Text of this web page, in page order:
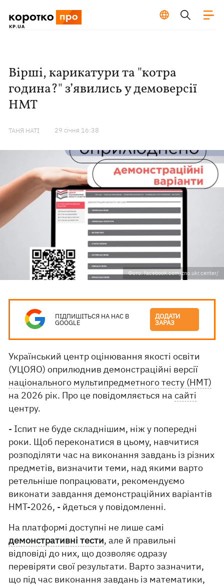
Вірші, карикатури та "котра
година?" з’явились у демоверсії
НМТ
ТАНЯ НАТІ 29 сiчня 16:38
Фото: facebook.com/zno.ukr.center/
ПІДПИШІТЬСЯ НА НАС В
GOOGLE
ДОДАТИ
ЗАРАЗ
Український центр оцінювання якості освіти
(УЦОЯО) оприлюднив демонстраційні версії
національного мультипредметного тесту (НМТ)
на 2026 рік. Про це повідомляється насайті
центру.
- Іспит не буде складнішим, ніж у попередні
роки. Щоб переконатися в цьому, навчитися
розподіляти час на виконання завдань із різних
предметів, визначити теми, над якими варто
ретельніше попрацювати, рекомендуємо
виконати завдання демонстраційних варіантів
НМТ-2026, - йдеться у повідомленні.
На платформі доступні не лише самі
демонстративні тести, але й правильні
відповіді до них, що дозволяє одразу
перевіряти свої результати. Варто зазначити,
що під час виконання завдань із математики,